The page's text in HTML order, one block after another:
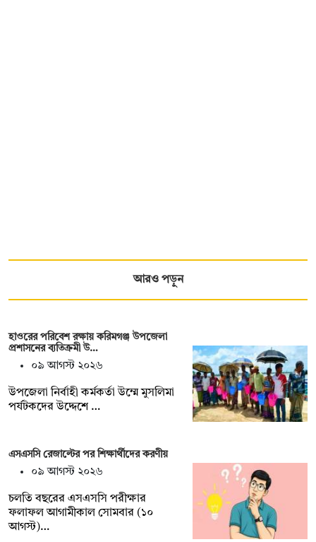
আরও পড়ুন
হাওরের পরিবেশ রক্ষায় করিমগঞ্জ উপজেলা
প্রশাসনের ব্যতিক্রমী উ…
০৯ আগস্ট ২০২৬
‎উপজেলা নির্বাহী কর্মকর্তা উম্মে মুসলিমা
পর্যটকদের উদ্দেশে …
এসএসসি রেজাল্টের পর শিক্ষার্থীদের করণীয়
০৯ আগস্ট ২০২৬
চলতি বছরের এসএসসি পরীক্ষার
ফলাফল আগামীকাল সোমবার (১০
আগস্ট)…